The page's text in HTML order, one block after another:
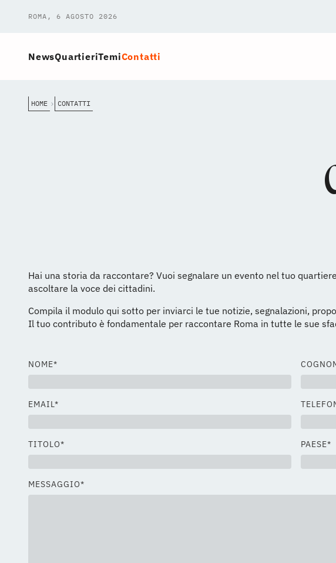
ROMA, 6 AGOSTO 2026
NewsQuartieriTemiContatti
HOME CONTATTI
Hai una storia da raccontare? Vuoi segnalare un evento nel tuo
ascoltare la voce dei cittadini.
Compila il modulo qui sotto per inviarci le tue notizie, segnalazioni,
Il tuo contributo è fondamentale per raccontare Roma in tutte le sue
NOME*
EMAIL*
TITOLO* PAESE*
MESSAGGIO*